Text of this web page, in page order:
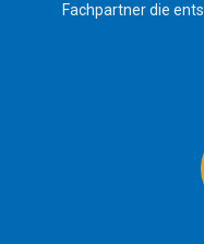
Fachpartner die